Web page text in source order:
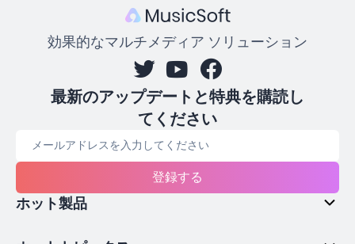
効果的なマルチメディア ソリューション
最新のアップデートと特典を購読し
てください
登録する
ホット製品